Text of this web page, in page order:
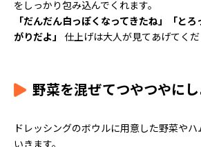
をしっかり包み込んでくれます。
「だんだん白っぽくなってきたね」「と
がりだよ」 仕上げは大人が見てあげてくだ
野菜を混ぜてつやつやに
ドレッシングのボウルに用意した野菜や
いきます。